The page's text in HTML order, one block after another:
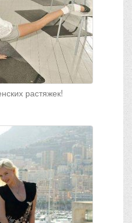
растяжек!